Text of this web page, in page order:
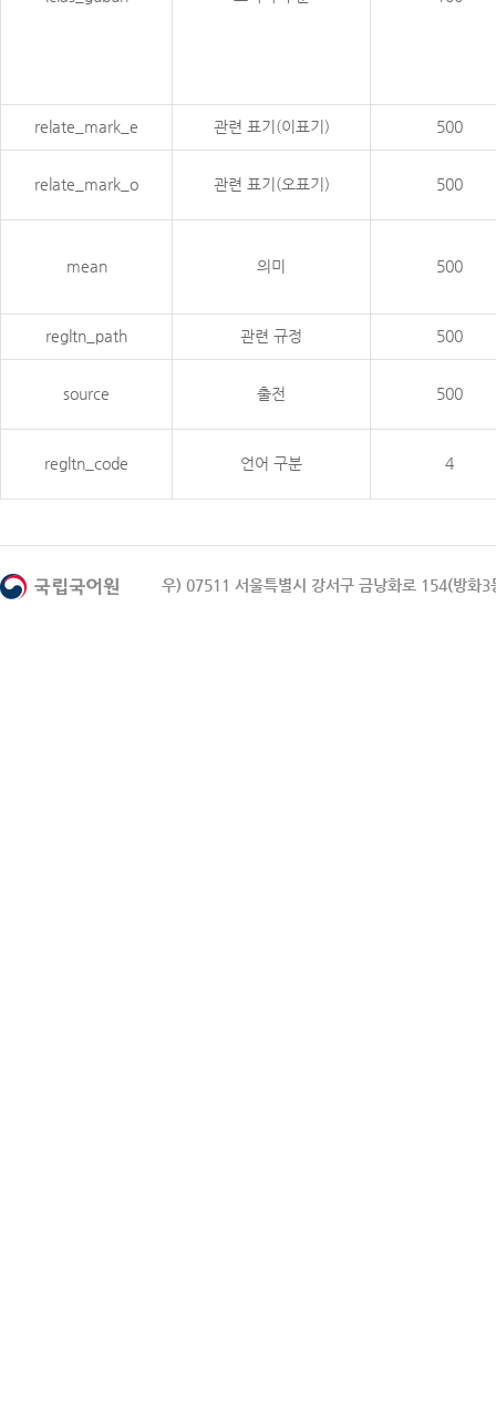
relate_mark_e 관련 표기(이표기) 500
relate_mark_o 관련 표기(오표기) 500
mean 의미 500
regltn_path 관련 규정 500
source 출전 500
regltn_code 언어 구분 4
우) 07511 서울특별시 강서구 금낭화로 154(방화3